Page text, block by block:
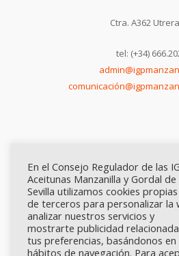
Ctra. A362
tel: (+34)
En el Consejo Regulador de las
Aceitunas Manzanilla y Gordal de
Sevilla utilizamos cookies
de terceros para personalizar la
analizar nuestros servicios y
mostrarte publicidad
tus preferencias, basándonos en
hábitos de navegación. Para